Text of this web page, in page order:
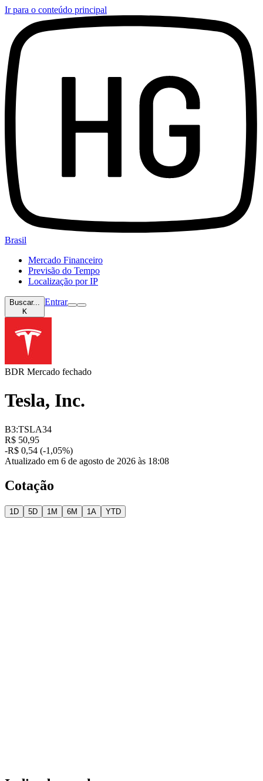
Ir para o conteúdo principal
Brasil
Mercado Financeiro
Previsão do Tempo
Localização por IP
Buscar...
K
Entrar
BDR Mercado fechado
Tesla, Inc.
B3:TSLA34
R$ 50,95
-R$ 0,54 (-1,05%)
Atualizado em 6 de agosto de 2026 às 18:08
Cotação
1D 5D 1M 6M 1A YTD